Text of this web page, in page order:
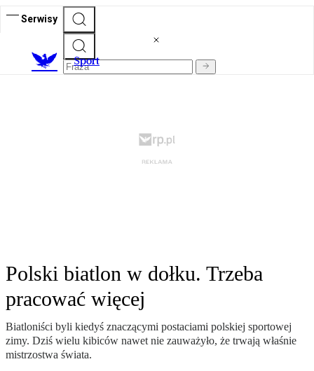
Serwisy
Sport
Polski biatlon w dołku. Trzeba
pracować więcej
Biatloniści byli kiedyś znaczącymi postaciami polskiej sportowej
zimy. Dziś wielu kibiców nawet nie zauważyło, że trwają właśnie
mistrzostwa świata.